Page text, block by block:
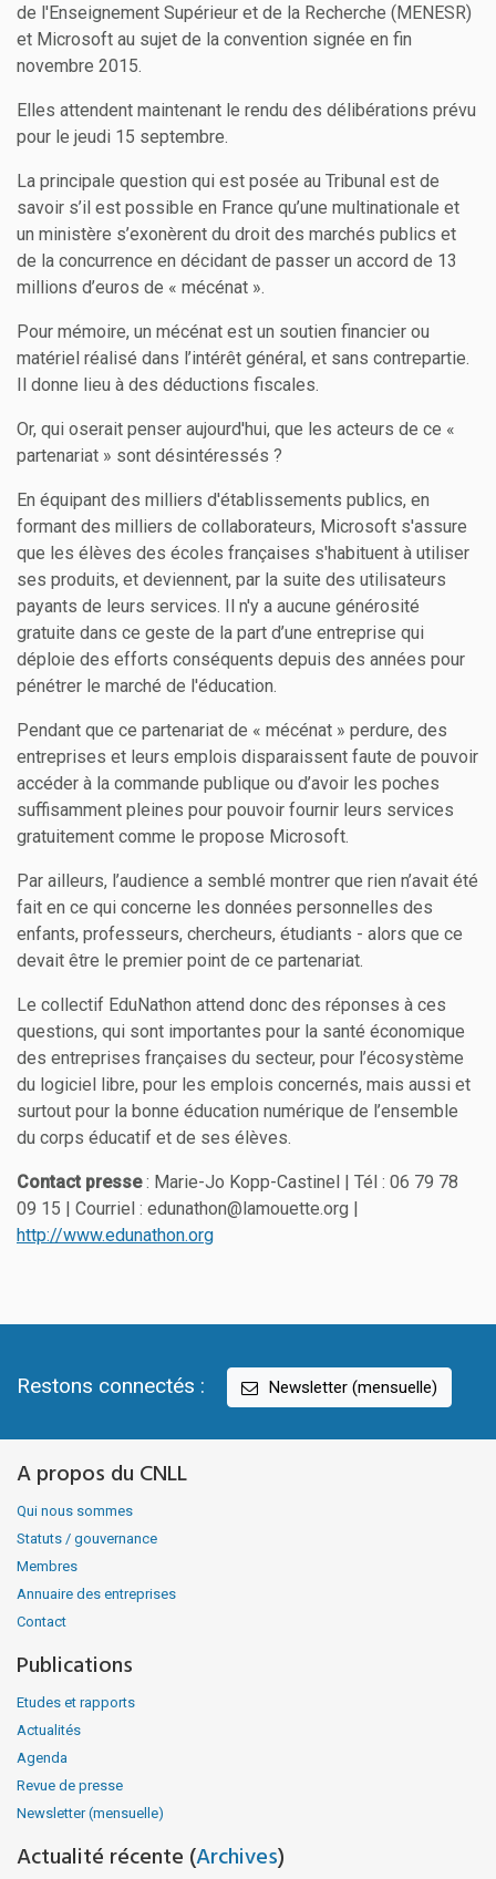
de l'Enseignement Supérieur et de la Recherche (MENESR)
et Microsoft au sujet de la convention signée en fin
novembre 2015.
Elles attendent maintenant le rendu des délibérations prévu
pour le jeudi 15 septembre.
La principale question qui est posée au Tribunal est de
savoir s’il est possible en France qu’une multinationale et
un ministère s’exonèrent du droit des marchés publics et
de la concurrence en décidant de passer un accord de 13
millions d’euros de « mécénat ».
Pour mémoire, un mécénat est un soutien financier ou
matériel réalisé dans l’intérêt général, et sans contrepartie.
Il donne lieu à des déductions fiscales.
Or, qui oserait penser aujourd'hui, que les acteurs de ce «
partenariat » sont désintéressés ?
En équipant des milliers d'établissements publics, en
formant des milliers de collaborateurs, Microsoft s'assure
que les élèves des écoles françaises s'habituent à utiliser
ses produits, et deviennent, par la suite des utilisateurs
payants de leurs services. Il n'y a aucune générosité
gratuite dans ce geste de la part d’une entreprise qui
déploie des efforts conséquents depuis des années pour
pénétrer le marché de l'éducation.
Pendant que ce partenariat de « mécénat » perdure, des
entreprises et leurs emplois disparaissent faute de pouvoir
accéder à la commande publique ou d’avoir les poches
suffisamment pleines pour pouvoir fournir leurs services
gratuitement comme le propose Microsoft.
Par ailleurs, l’audience a semblé montrer que rien n’avait été
fait en ce qui concerne les données personnelles des
enfants, professeurs, chercheurs, étudiants - alors que ce
devait être le premier point de ce partenariat.
Le collectif EduNathon attend donc des réponses à ces
questions, qui sont importantes pour la santé économique
des entreprises françaises du secteur, pour l’écosystème
du logiciel libre, pour les emplois concernés, mais aussi et
surtout pour la bonne éducation numérique de l’ensemble
du corps éducatif et de ses élèves.
Contact presse: Marie-Jo Kopp-Castinel | Tél : 06 79 78
09 15 | Courriel : edunathon@lamouette.org |
http://www.edunathon.org
Restons connectés : Newsletter (mensuelle)
A propos du CNLL
Qui nous sommes
Statuts / gouvernance
Membres
Annuaire des entreprises
Contact
Publications
Etudes et rapports
Actualités
Agenda
Revue de presse
Newsletter (mensuelle)
Actualité récente (Archives)